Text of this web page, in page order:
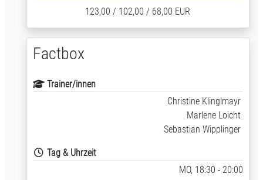
123,00 / 102,00 / 68,00 EUR
Factbox
Trainer/innen
Christine Klinglmayr
Marlene Loicht
Sebastian Wipplinger
Tag & Uhrzeit
MO, 18:30 - 20:00